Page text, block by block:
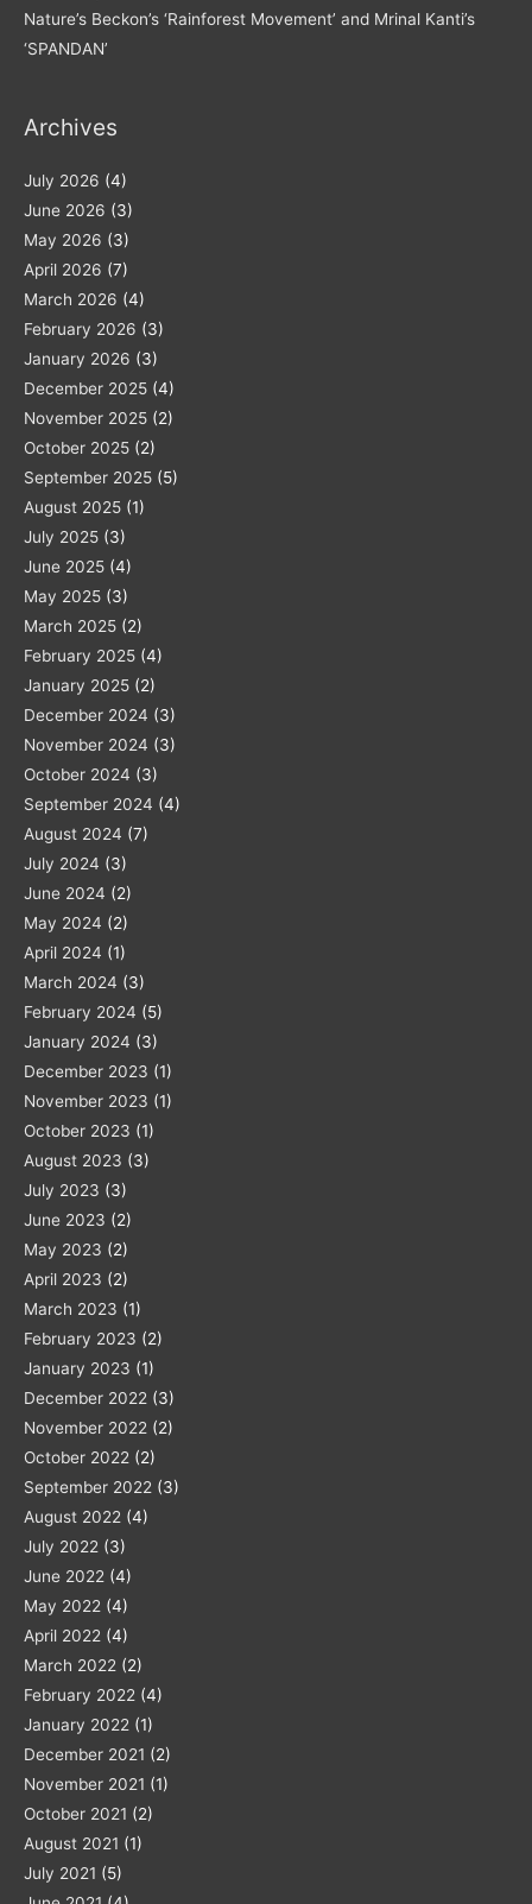
Nature’s Beckon’s ‘Rainforest Movement’ and Mrinal Kanti’s
‘SPANDAN’
Archives
July 2026 (4)
June 2026 (3)
May 2026 (3)
April 2026 (7)
March 2026 (4)
February 2026 (3)
January 2026 (3)
December 2025 (4)
November 2025 (2)
October 2025 (2)
September 2025 (5)
August 2025 (1)
July 2025 (3)
June 2025 (4)
May 2025 (3)
March 2025 (2)
February 2025 (4)
January 2025 (2)
December 2024 (3)
November 2024 (3)
October 2024 (3)
September 2024 (4)
August 2024 (7)
July 2024 (3)
June 2024 (2)
May 2024 (2)
April 2024 (1)
March 2024 (3)
February 2024 (5)
January 2024 (3)
December 2023 (1)
November 2023 (1)
October 2023 (1)
August 2023 (3)
July 2023 (3)
June 2023 (2)
May 2023 (2)
April 2023 (2)
March 2023 (1)
February 2023 (2)
January 2023 (1)
December 2022 (3)
November 2022 (2)
October 2022 (2)
September 2022 (3)
August 2022 (4)
July 2022 (3)
June 2022 (4)
May 2022 (4)
April 2022 (4)
March 2022 (2)
February 2022 (4)
January 2022 (1)
December 2021 (2)
November 2021 (1)
October 2021 (2)
August 2021 (1)
July 2021 (5)